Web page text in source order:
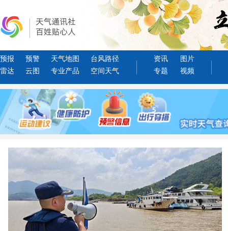
预报 预警 天气地图
台风路径
雷达
云图 专业产品 空间天气
资讯
图片
专题
视频